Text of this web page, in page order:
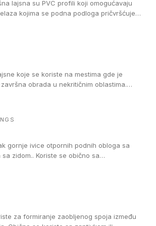
lajsna su PVC profili koji omogućavaju
kojima se podna podloga pričvršćuje
koje se koriste na mestima gde je
obrada u nekritičnim oblastima.
gornje ivice otpornih podnih obloga sa
zidom.. Koriste se obično sa
za formiranje zaobljenog spoja između